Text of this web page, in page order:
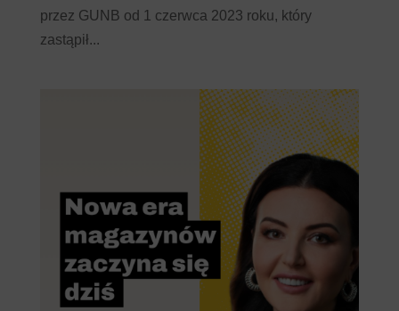
przez GUNB od 1 czerwca 2023 roku, który
zastąpił...